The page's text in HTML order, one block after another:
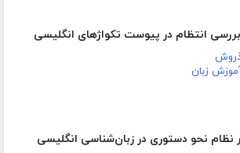
انتظام در پیوست تکواژهای انگلیسی
زبان
نظام نحو دستوری در زبان‌شناسی انگلیسی